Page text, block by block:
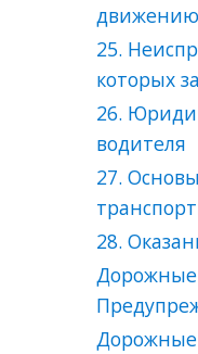
движению
25.
которых
26.
водителя
27.
28.
Дорожные
Дорожные